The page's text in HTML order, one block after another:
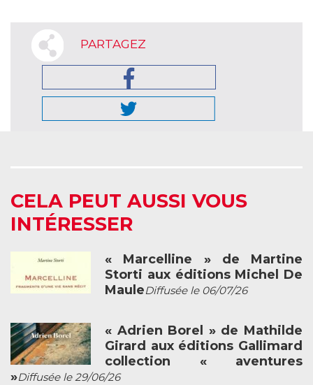
PARTAGEZ
CELA PEUT AUSSI VOUS
INTÉRESSER
« Marcelline » de Martine
Storti aux éditions Michel De
MauleDiffusée le 06/07/26
« Adrien Borel » de Mathilde
Girard aux éditions Gallimard
collection « aventures
»Diffusée le 29/06/26